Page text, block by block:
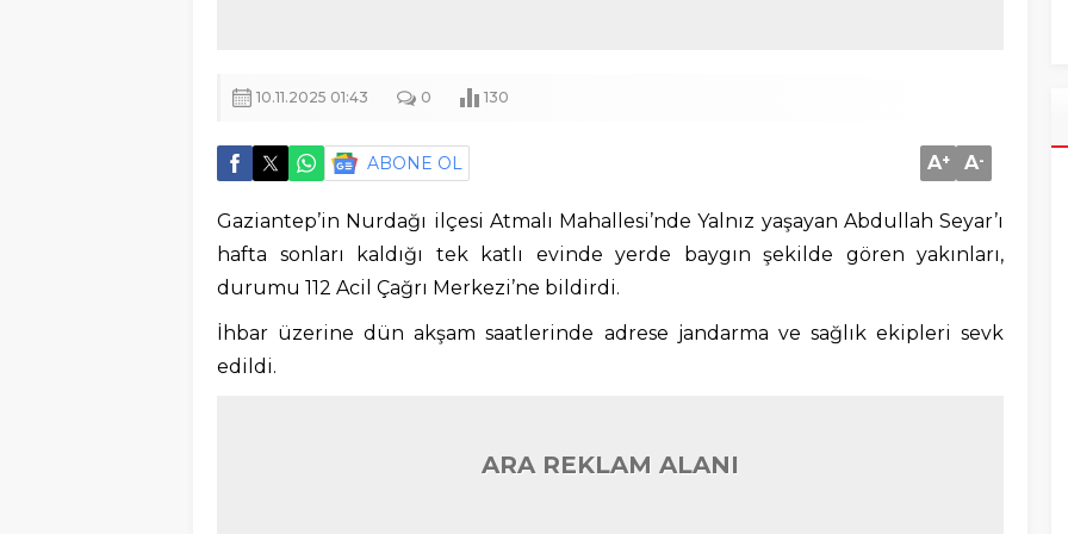
10.11.2025 01:43 0 130
ABONE OL A+ A-
Gaziantep’in Nurdağı ilçesi Atmalı Mahallesi’nde Yalnız yaşayan Abdullah Seyar’ı
hafta sonları kaldığı tek katlı evinde yerde baygın şekilde gören yakınları,
durumu 112 Acil Çağrı Merkezi’ne bildirdi.
İhbar üzerine dün akşam saatlerinde adrese jandarma ve sağlık ekipleri sevk
edildi.
ARA REKLAM ALANI